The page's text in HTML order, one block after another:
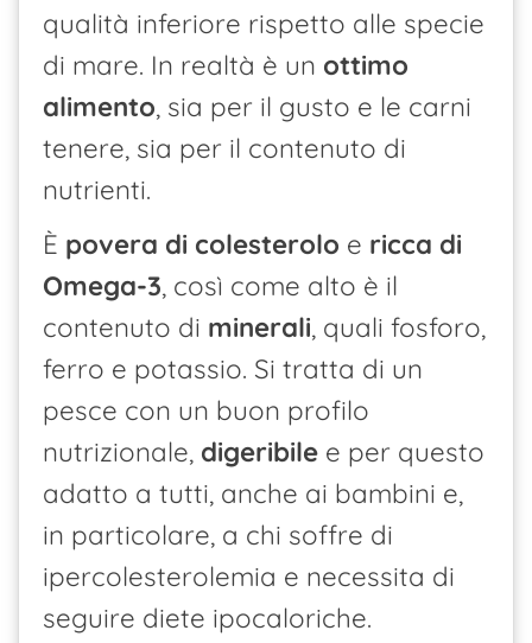
qualità inferiore rispetto alle specie
di mare. In realtà è un ottimo
alimento, sia per il gusto e le carni
tenere, sia per il contenuto di
nutrienti.
È povera di colesterolo e ricca di
Omega-3, così come alto è il
contenuto di minerali, quali fosforo,
ferro e potassio. Si tratta di un
pesce con un buon profilo
nutrizionale, digeribile e per questo
adatto a tutti, anche ai bambini e,
in particolare, a chi soffre di
ipercolesterolemia e necessita di
seguire diete ipocaloriche.